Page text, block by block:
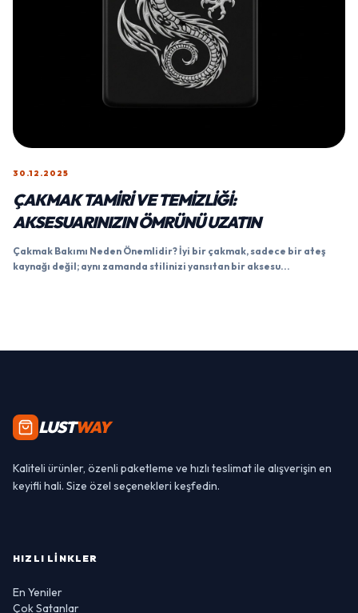
30.12.2025
ÇAKMAK TAMIRI VE TEMIZLIĞI:
AKSESUARINIZIN ÖMRÜNÜ UZATIN
Çakmak Bakımı Neden Önemlidir? İyi bir çakmak, sadece bir ateş
kaynağı değil; aynı zamanda stilinizi yansıtan bir aksesu...
LUSTWAY
Kaliteli ürünler, özenli paketleme ve hızlı teslimat ile alışverişin en
keyifli hali. Size özel seçenekleri keşfedin.
HIZLI LINKLER
En Yeniler
Çok Satanlar